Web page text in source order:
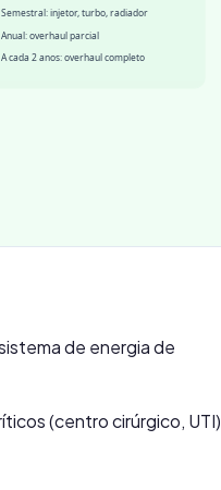
de energia de
(centro cirúrgico, UTI)